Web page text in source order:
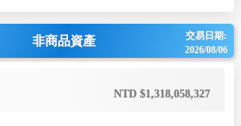
非商品資產
交易日期:
2026/08/06
NTD $1,318,058,327